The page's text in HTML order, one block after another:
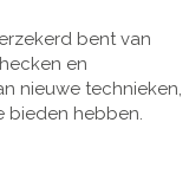
bent van
en
nieuwe technieken,
bieden hebben.